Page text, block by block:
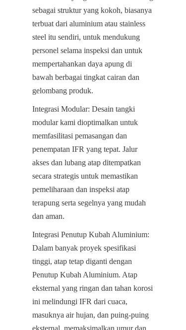
sebagai struktur yang kokoh, biasanya
terbuat dari aluminium atau stainless
steel itu sendiri, untuk mendukung
personel selama inspeksi dan untuk
mempertahankan daya apung di
bawah berbagai tingkat cairan dan
gelombang produk.
Integrasi Modular: Desain tangki
modular kami dioptimalkan untuk
memfasilitasi pemasangan dan
penempatan IFR yang tepat. Jalur
akses dan lubang atap ditempatkan
secara strategis untuk memastikan
pemeliharaan dan inspeksi atap
terapung serta segelnya yang mudah
dan aman.
Integrasi Penutup Kubah Aluminium:
Dalam banyak proyek spesifikasi
tinggi, atap tetap diganti dengan
Penutup Kubah Aluminium. Atap
eksternal yang ringan dan tahan korosi
ini melindungi IFR dari cuaca,
masuknya air hujan, dan puing-puing
eksternal, memaksimalkan umur dan